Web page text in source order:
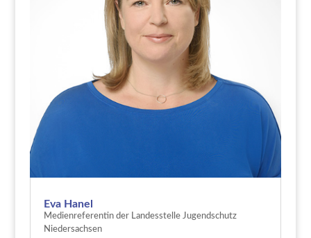
Eva Hanel
Medienreferentin der Landesstelle Jugendschutz
Niedersachsen